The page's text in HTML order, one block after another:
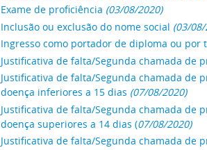
Exame de proficiência (03/08/2020)
Inclusão ou exclusão do nome social (03/
Ingresso como portador de diploma ou
Justificativa de falta/Segunda chamada de
Justificativa de falta/Segunda chamada de
doença inferiores a 15 dias (07/08/2020)
Justificativa de falta/Segunda chamada de
doença superiores a 14 dias (07/08/2020)
Justificativa de falta/Segunda chamada de